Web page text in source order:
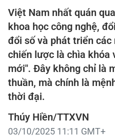
Việt Nam nhất quán
khoa học công nghệ,
đổi số và phát triển các
chiến lược là chìa khóa
mới". Đây không chỉ là
thuần, mà chính là
thời đại.
Thúy Hiền/TTXVN
03/10/2025 11:11 GMT+